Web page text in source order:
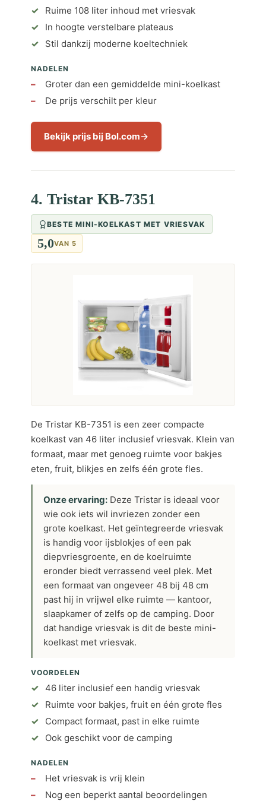
Ruime 108 liter inhoud met vriesvak
In hoogte verstelbare plateaus
Stil dankzij moderne koeltechniek
NADELEN
Groter dan een gemiddelde mini-koelkast
De prijs verschilt per kleur
Bekijk prijs bij Bol.com
4. Tristar KB-7351
BESTE MINI-KOELKAST MET VRIESVAK
5,0VAN 5
De Tristar KB-7351 is een zeer compacte
koelkast van 46 liter inclusief vriesvak. Klein van
formaat, maar met genoeg ruimte voor bakjes
eten, fruit, blikjes en zelfs één grote fles.
Onze ervaring: Deze Tristar is ideaal voor
wie ook iets wil invriezen zonder een
grote koelkast. Het geïntegreerde vriesvak
is handig voor ijsblokjes of een pak
diepvriesgroente, en de koelruimte
eronder biedt verrassend veel plek. Met
een formaat van ongeveer 48 bij 48 cm
past hij in vrijwel elke ruimte — kantoor,
slaapkamer of zelfs op de camping. Door
dat handige vriesvak is dit de beste mini-
koelkast met vriesvak.
VOORDELEN
46 liter inclusief een handig vriesvak
Ruimte voor bakjes, fruit en één grote fles
Compact formaat, past in elke ruimte
Ook geschikt voor de camping
NADELEN
Het vriesvak is vrij klein
Nog een beperkt aantal beoordelingen